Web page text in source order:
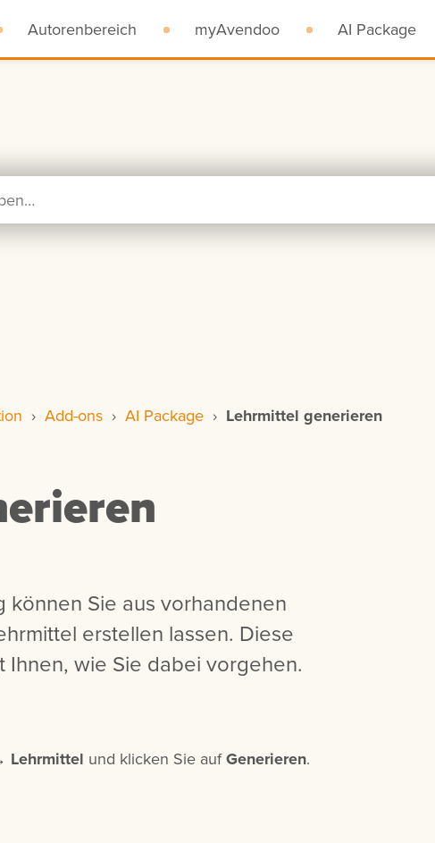
Autorenbereich myAvendoo AI Package
› Add-ons › AI Package › Lehrmittel generieren
Sie aus vorhandenen
erstellen lassen. Diese
Ihnen, wie Sie dabei vorgehen.
Lehrmittel und klicken Sie aufGenerieren.